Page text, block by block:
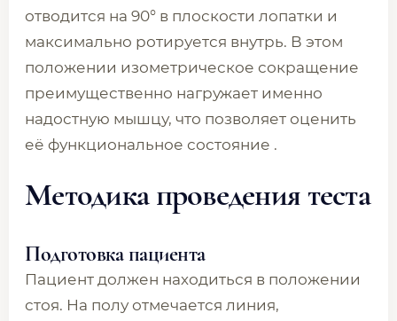
отводится на 90° в плоскости лопатки и
максимально ротируется внутрь. В этом
положении изометрическое сокращение
преимущественно нагружает именно
надостную мышцу, что позволяет оценить
её функциональное состояние .
Методика проведения теста
Подготовка пациента
Пациент должен находиться в положении
стоя. На полу отмечается линия,